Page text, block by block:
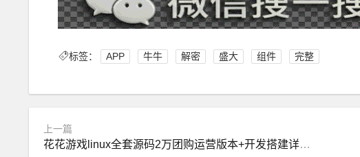
标签： APP 牛牛 解密 盛大 组件 完整
上一篇
花花游戏linux全套源码2万团购运营版本+开发搭建详细说明